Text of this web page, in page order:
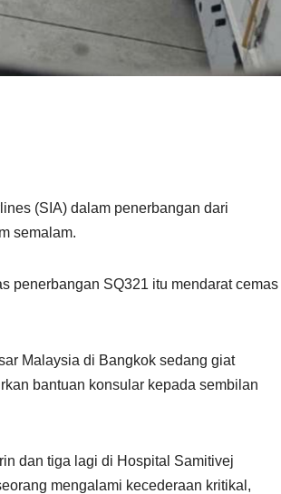
(SIA) dalam penerbangan dari
semalam.
penerbangan SQ321 itu mendarat cemas
Malaysia di Bangkok sedang giat
bantuan konsular kepada sembilan
dan tiga lagi di Hospital Samitivej
mengalami kecederaan kritikal,